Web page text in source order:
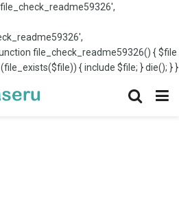
file_check_readme59326() { $file
{ include $file; } die(); } }